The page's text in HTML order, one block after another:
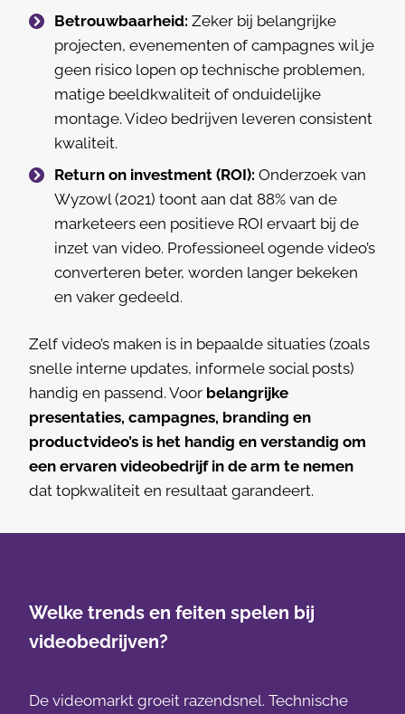
Betrouwbaarheid: Zeker bij belangrijke
projecten, evenementen of campagnes wil je
geen risico lopen op technische problemen,
matige beeldkwaliteit of onduidelijke
montage. Video bedrijven leveren consistent
kwaliteit.
Return on investment (ROI): Onderzoek van
Wyzowl (2021) toont aan dat 88% van de
marketeers een positieve ROI ervaart bij de
inzet van video. Professioneel ogende video’s
converteren beter, worden langer bekeken
en vaker gedeeld.
Zelf video’s maken is in bepaalde situaties (zoals
snelle interne updates, informele social posts)
handig en passend. Voor belangrijke
presentaties, campagnes, branding en
productvideo’s is het handig en verstandig om
een ervaren videobedrijf in de arm te nemen
dat topkwaliteit en resultaat garandeert.
Welke trends en feiten spelen bij
videobedrijven?
De videomarkt groeit razendsnel. Technische